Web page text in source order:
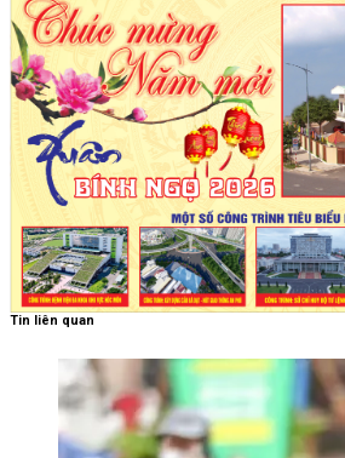
Tin liên quan